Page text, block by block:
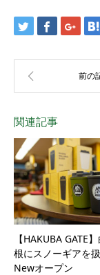
関連記事
【HAKUBA GATE
根にスノーギアを
Newオープン